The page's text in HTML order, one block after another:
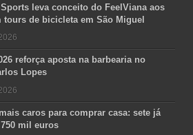
leva conceito do FeelViana aos
tours de bicicleta em São Miguel
reforça aposta na barbearia no
Lopes
caros para comprar casa: sete já
mil euros